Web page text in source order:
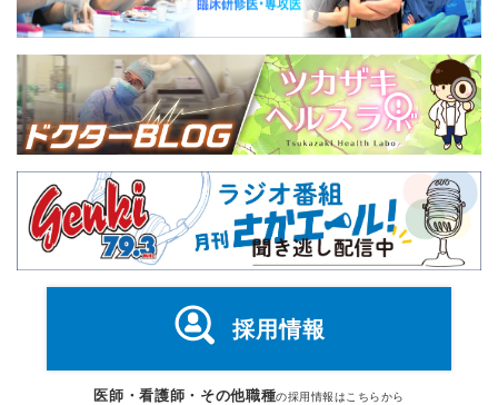
採用情報
医師・看護師・その他職種の採用情報はこちらから